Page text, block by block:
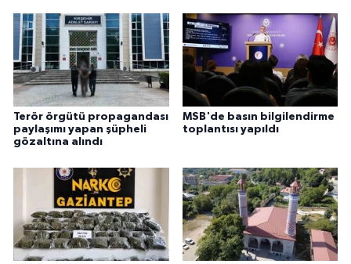
Terör örgütü propagandası
paylaşımı yapan şüpheli
gözaltına alındı
MSB'de basın bilgilendirme
toplantısı yapıldı